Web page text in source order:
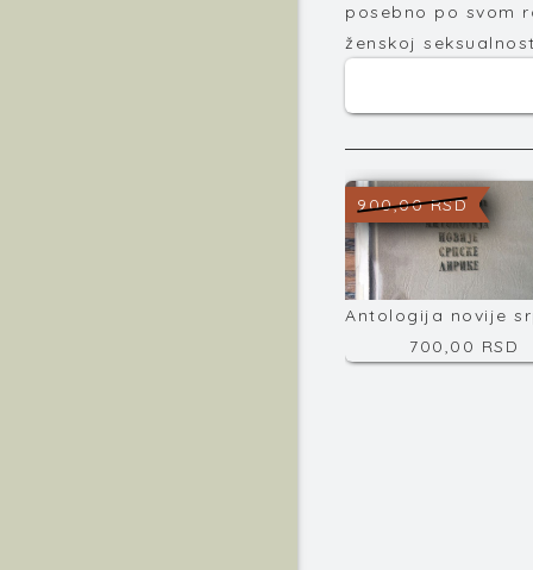
posebno po svom
ženskoj
900,00 RSD
700,00 RSD